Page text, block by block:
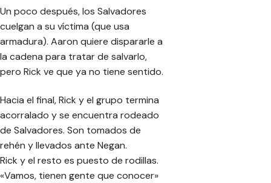
Un poco después, los Salvadores
cuelgan a su víctima (que usa
armadura). Aaron quiere dispararle a
la cadena para tratar de salvarlo,
pero Rick ve que ya no tiene sentido.
Hacia el final, Rick y el grupo termina
acorralado y se encuentra rodeado
de Salvadores. Son tomados de
rehén y llevados ante Negan.
Rick y el resto es puesto de rodillas.
«Vamos, tienen gente que conocer»